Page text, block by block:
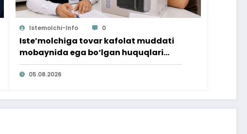
Istemolchi-Info 0
Iste’molchiga tovar kafolat muddati
mobaynida ega bo‘lgan huquqlari
ta’minlab berildi
05.08.2026